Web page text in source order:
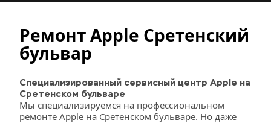
Ремонт Apple Сретенский
бульвар
Специализированный сервисный центр Apple на
Сретенском бульваре
Мы специализируемся на профессиональном
ремонте Apple на Сретенском бульваре. Но даже